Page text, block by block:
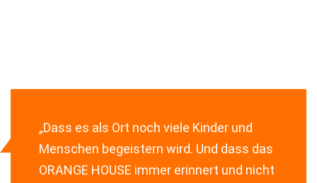
„Dass es als Ort noch viele Kinder und
Menschen begeistern wird. Und dass das
ORANGE HOUSE immer erinnert und nicht